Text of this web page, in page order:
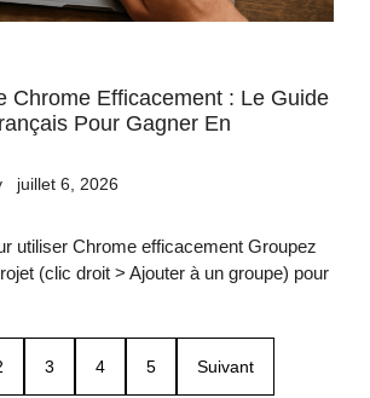
Chrome Efficacement : Le Guide
Pour Gagner En
juillet 6, 2026
utiliser Chrome efficacement Groupez
(clic droit > Ajouter à un groupe) pour
3 4 5 Suivant